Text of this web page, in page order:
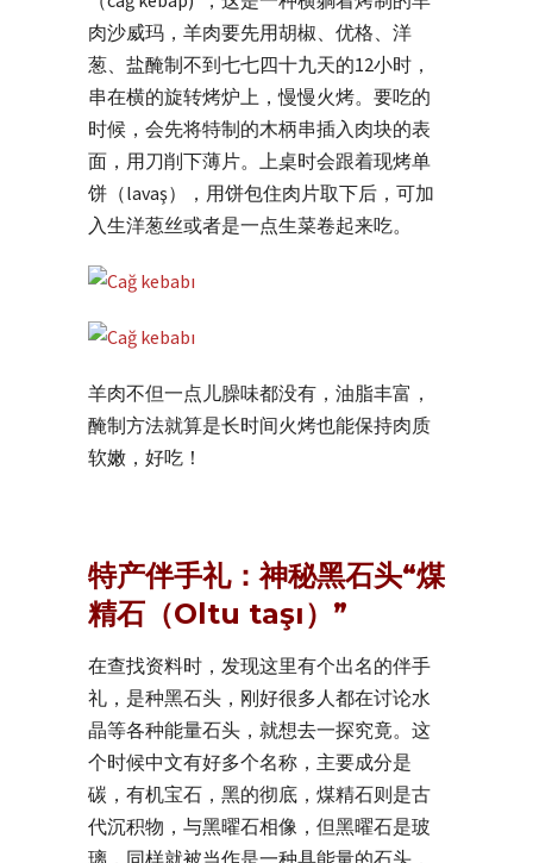
肉沙威玛，羊肉要先用胡椒、优格、洋
葱、盐醃制不到七七四十九天的12小时，
串在横的旋转烤炉上，慢慢火烤。要吃的
时候，会先将特制的木柄串插入肉块的表
面，用刀削下薄片。上桌时会跟着现烤单
饼（lavaş），用饼包住肉片取下后，可加
入生洋葱丝或者是一点生菜卷起来吃。
羊肉不但一点儿臊味都没有，油脂丰富，
醃制方法就算是长时间火烤也能保持肉质
软嫩，好吃！
特产伴手礼：神秘黑石头“煤
精石（Oltu taşı）”
在查找资料时，发现这里有个出名的伴手
礼，是种黑石头，刚好很多人都在讨论水
晶等各种能量石头，就想去一探究竟。这
个时候中文有好多个名称，主要成分是
碳，有机宝石，黑的彻底，煤精石则是古
代沉积物，与黑曜石相像，但黑曜石是玻
璃，同样就被当作是一种具能量的石头，